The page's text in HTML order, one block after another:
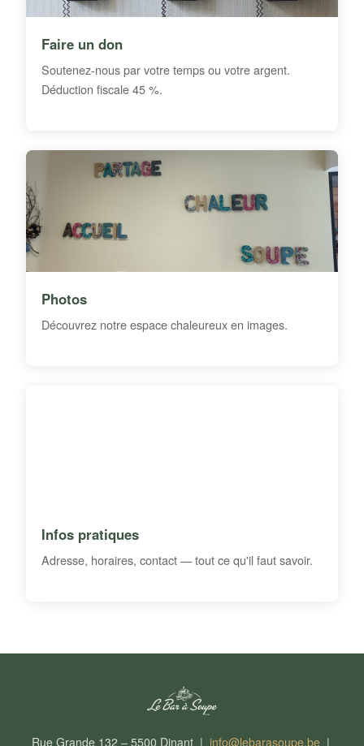
Faire un don
Soutenez-nous par votre temps ou votre argent.
Déduction fiscale 45 %.
Photos
Découvrez notre espace chaleureux en images.
Infos pratiques
Adresse, horaires, contact — tout ce qu'il faut savoir.
Rue Grande 132 – 5500 Dinant | info@lebarasoupe.be|